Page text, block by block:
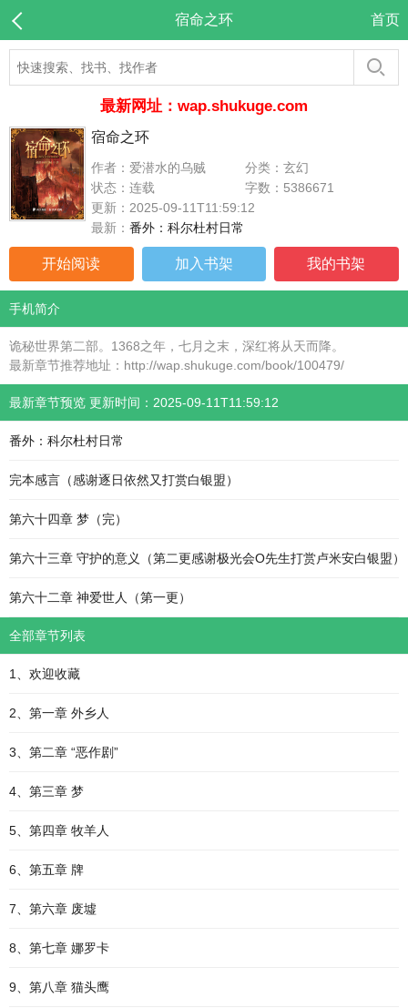
宿命之环 首页
最新网址：wap.shukuge.com
宿命之环
作者：爱潜水的乌贼
分类：玄幻
状态：连载
字数：5386671
更新：2025-09-11T11:59:12
最新： 番外：科尔杜村日常
开始阅读 加入书架 我的书架
手机简介
诡秘世界第二部。1368之年，七月之末，深红将从天而降。
最新章节推荐地址：http://wap.shukuge.com/book/100479/
最新章节预览 更新时间：2025-09-11T11:59:12
番外：科尔杜村日常
完本感言（感谢逐日依然又打赏白银盟）
第六十四章 梦（完）
第六十三章 守护的意义（第二更感谢极光会O先生打赏卢米安白银盟）
第六十二章 神爱世人（第一更）
全部章节列表
1、欢迎收藏
2、第一章 外乡人
3、第二章 “恶作剧”
4、第三章 梦
5、第四章 牧羊人
6、第五章 牌
7、第六章 废墟
8、第七章 娜罗卡
9、第八章 猫头鹰